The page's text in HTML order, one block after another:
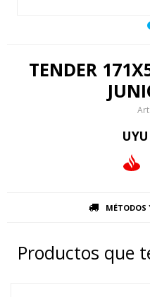
TENDER
UYU
MÉTODOS
Productos que